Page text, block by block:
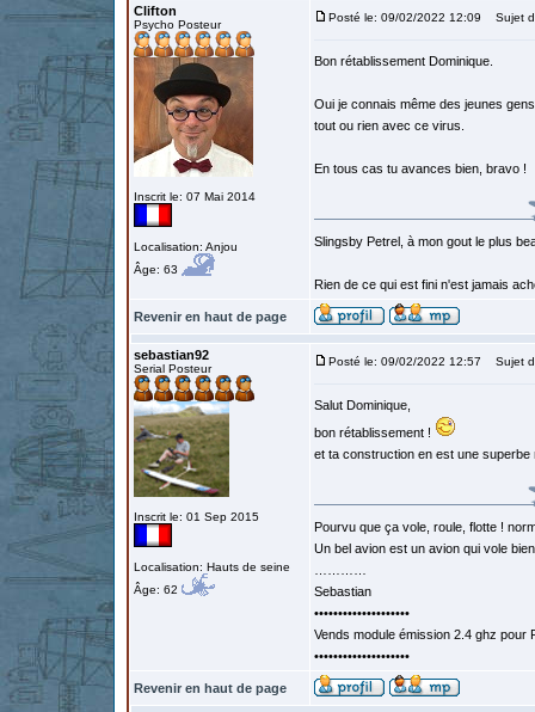
Clifton
Psycho Posteur
Inscrit le: 07 Mai 2014
Localisation: Anjou
Âge: 63
Posté le: 09/02/2022 12:09 Sujet
Bon rétablissement Dominique.
Oui je connais même des jeunes
tout ou rien avec ce virus.
En tous cas tu avances bien, bravo !
Slingsby Petrel, à mon gout le plus
Rien de ce qui est fini n'est jamais
Revenir en haut de page
sebastian92
Serial Posteur
Inscrit le: 01 Sep 2015
Localisation: Hauts de seine
Âge: 62
Posté le: 09/02/2022 12:57 Sujet
Salut Dominique,
bon rétablissement !
et ta construction en est une
Pourvu que ça vole, roule, flotte !
Un bel avion est un avion qui vole
Sebastian
••••••••••••••••••••
Vends module émission 2.4 ghz
••••••••••••••••••••
Revenir en haut de page